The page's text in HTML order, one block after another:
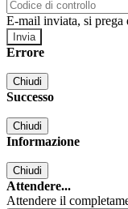
E-mail inviata, si prega
Errore
Chiudi
Successo
Chiudi
Informazione
Chiudi
Attendere...
Attendere il